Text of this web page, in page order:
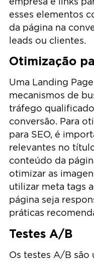
esses elementos
da página na
leads ou clientes.
Otimização
Uma Landing
mecanismos de
tráfego
conversão. Para
para SEO, é
relevantes no
conteúdo da
otimizar as
utilizar meta tags
página seja
práticas
Testes A/B
Os testes A/B são